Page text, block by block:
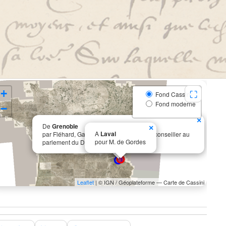
⛶
De Grenoble
par Fléhard, Gaspard, sieur de Pressins, conseiller au
parlement du Dauphiné
×
A Laval
pour M. de Gordes
×
+
−
Fond Cassini
Fond moderne
Leaflet | © IGN / Géoplateforme — Carte de Cassini